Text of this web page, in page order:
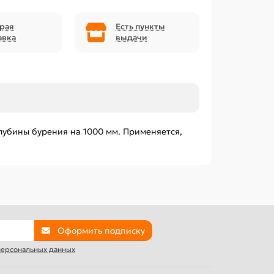
Есть пункты
выдачи
бурения на 1000 мм. Применяется,
Оформить подписку
данных